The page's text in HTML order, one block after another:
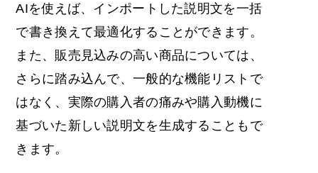
AIを使えば、インポートした説明文を一括
で書き換えて最適化することができます。
また、販売見込みの高い商品については、
さらに踏み込んで、一般的な機能リストで
はなく、実際の購入者の痛みや購入動機に
基づいた新しい説明文を生成することもで
きます。